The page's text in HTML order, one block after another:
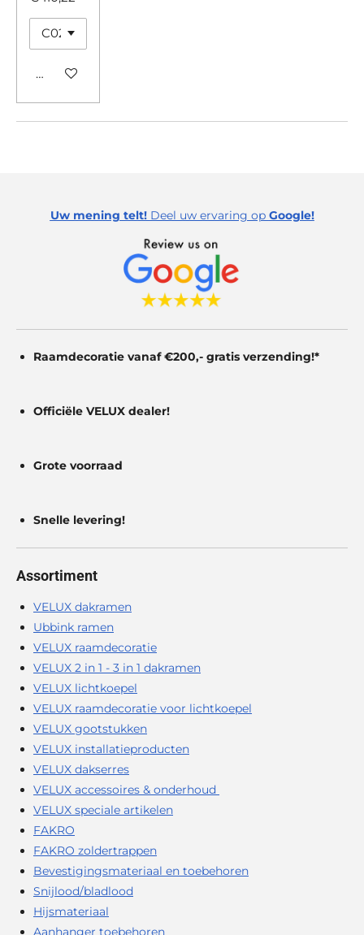
Bekijk details
Uw mening telt! Deel uw ervaring op Google!
Raamdecoratie vanaf €200,- gratis verzending!*
Officiële VELUX dealer!
Grote voorraad
Snelle levering!
Assortiment
VELUX dakramen
Ubbink ramen
VELUX raamdecoratie
VELUX 2 in 1 - 3 in 1 dakramen
VELUX lichtkoepel
VELUX raamdecoratie voor lichtkoepel
VELUX gootstukken
VELUX installatieproducten
VELUX dakserres
VELUX accessoires & onderhoud
VELUX speciale artikelen
FAKRO
FAKRO zoldertrappen
Bevestigingsmateriaal en toebehoren
Snijlood/bladlood
Hijsmateriaal
Aanhanger toebehoren